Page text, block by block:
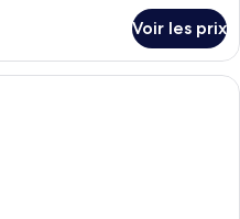
Voir les prix
Une chambre d’hôtel avec un